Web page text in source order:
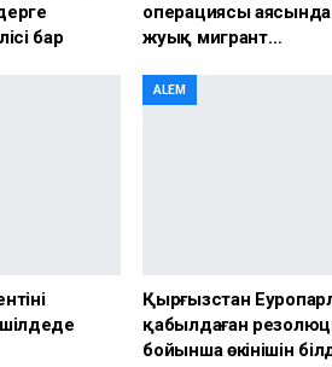
бар
операциясы аясында
жуық мигрант…
ALEM
Қырғызстан
қабылдаған
бойынша өкінішін